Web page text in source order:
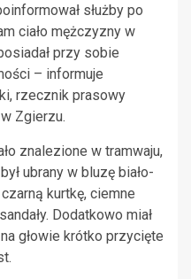
służby po
ciało mężczyzny w
przy sobie
– informuje
rzecznik prasowy
Zgierzu.
znalezione w tramwaju,
ubrany w bluzę biało-
kurtkę, ciemne
Dodatkowo miał
głowie krótko przycięte